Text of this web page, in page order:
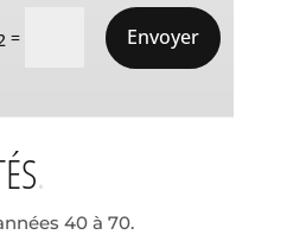
= Envoyer
40 à 70.